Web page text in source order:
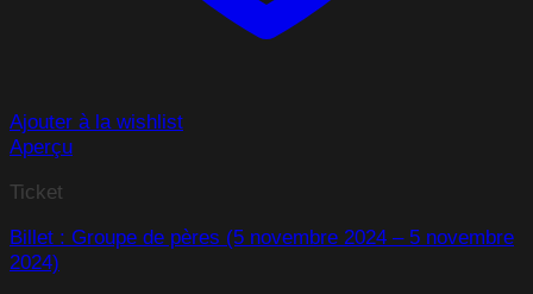
Ajouter à la wishlist
Aperçu
Ticket
Billet : Groupe de pères (5 novembre 2024 – 5 novembre
2024)